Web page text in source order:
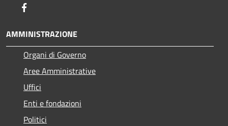
AMMINISTRAZIONE
Organi di Governo
Aree Amministrative
Uffici
Enti e fondazioni
Politici